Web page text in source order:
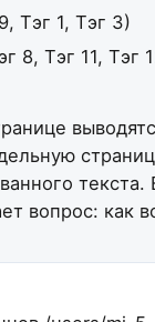
Тэг 1, Тэг 3)
8, Тэг 11, Тэг
вопрос: как